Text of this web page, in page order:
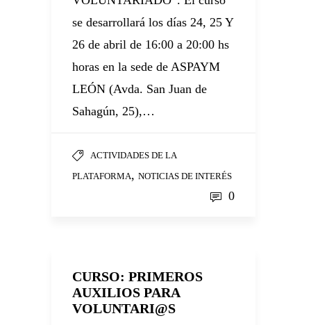
se desarrollará los días 24, 25 Y
26 de abril de 16:00 a 20:00 hs
horas en la sede de ASPAYM
LEÓN (Avda. San Juan de
Sahagún, 25),…
ACTIVIDADES DE LA
PLATAFORMA, NOTICIAS DE INTERÉS
0
CURSO: PRIMEROS
AUXILIOS PARA
VOLUNTARI@S